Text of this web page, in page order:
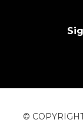
©